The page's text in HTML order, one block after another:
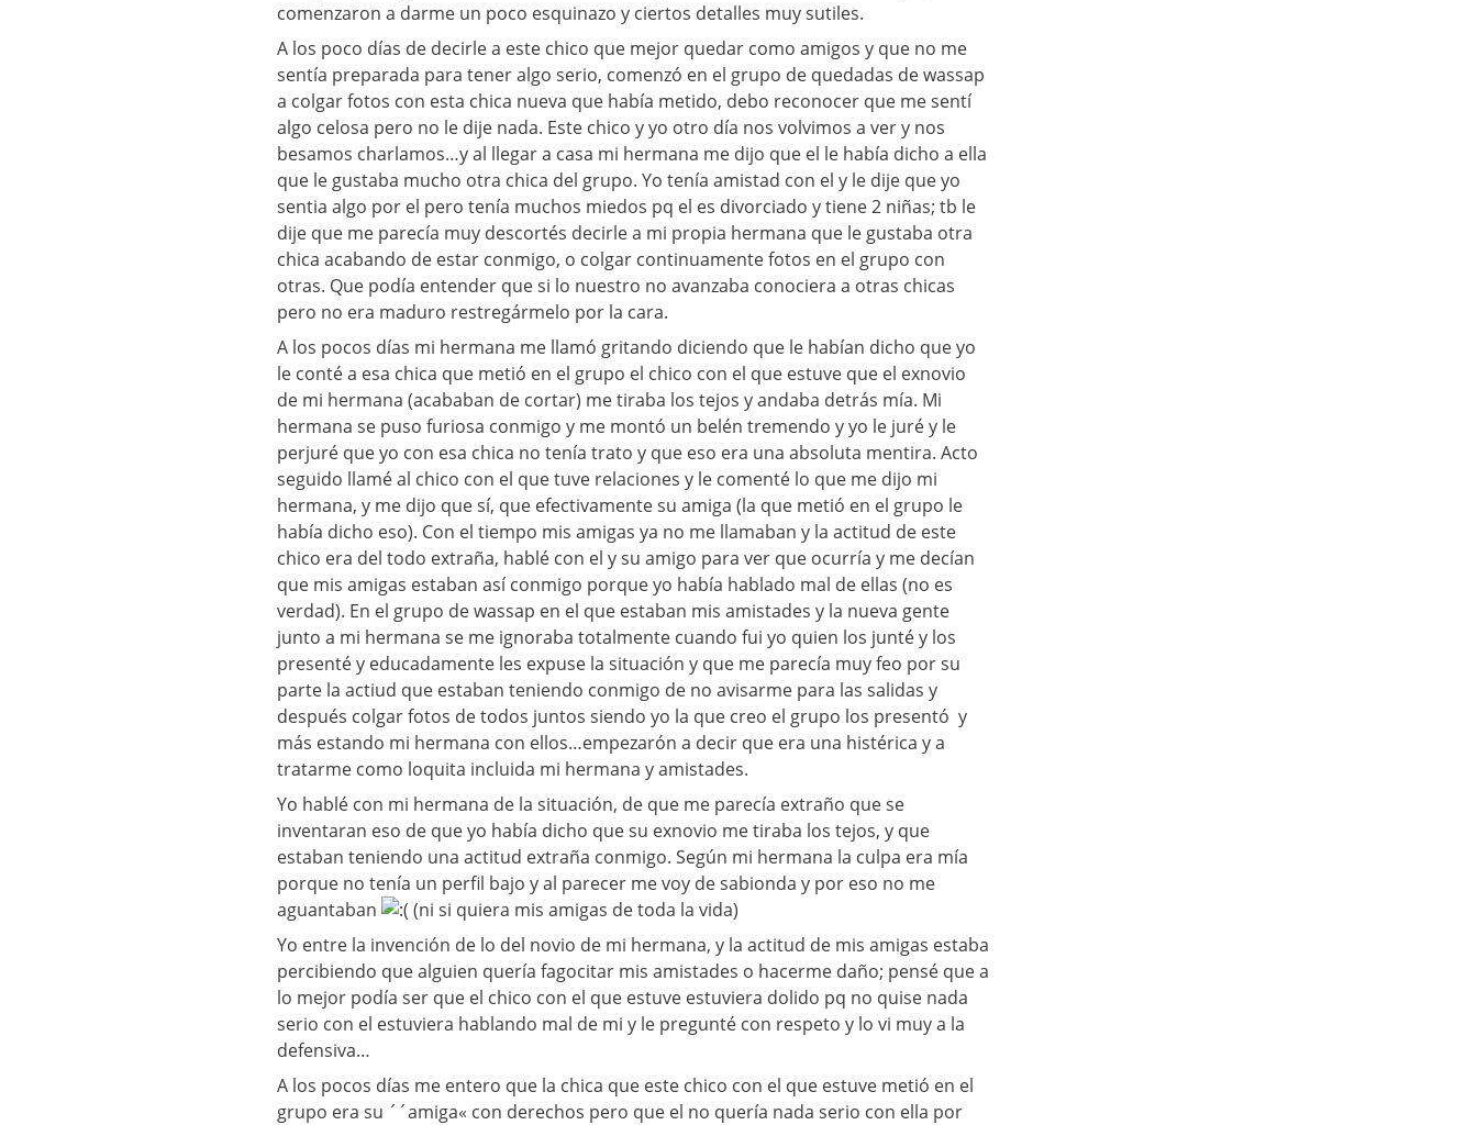
comenzaron a darme un poco esquinazo y ciertos detalles muy sutiles.
A los poco días de decirle a este chico que mejor quedar como amigos y que no me
sentía preparada para tener algo serio, comenzó en el grupo de quedadas de wassap
a colgar fotos con esta chica nueva que había metido, debo reconocer que me sentí
algo celosa pero no le dije nada. Este chico y yo otro día nos volvimos a ver y nos
besamos charlamos…y al llegar a casa mi hermana me dijo que el le había dicho a ella
que le gustaba mucho otra chica del grupo. Yo tenía amistad con el y le dije que yo
sentia algo por el pero tenía muchos miedos pq el es divorciado y tiene 2 niñas; tb le
dije que me parecía muy descortés decirle a mi propia hermana que le gustaba otra
chica acabando de estar conmigo, o colgar continuamente fotos en el grupo con
otras. Que podía entender que si lo nuestro no avanzaba conociera a otras chicas
pero no era maduro restregármelo por la cara.
A los pocos días mi hermana me llamó gritando diciendo que le habían dicho que yo
le conté a esa chica que metió en el grupo el chico con el que estuve que el exnovio
de mi hermana (acababan de cortar) me tiraba los tejos y andaba detrás mía. Mi
hermana se puso furiosa conmigo y me montó un belén tremendo y yo le juré y le
perjuré que yo con esa chica no tenía trato y que eso era una absoluta mentira. Acto
seguido llamé al chico con el que tuve relaciones y le comenté lo que me dijo mi
hermana, y me dijo que sí, que efectivamente su amiga (la que metió en el grupo le
había dicho eso). Con el tiempo mis amigas ya no me llamaban y la actitud de este
chico era del todo extraña, hablé con el y su amigo para ver que ocurría y me decían
que mis amigas estaban así conmigo porque yo había hablado mal de ellas (no es
verdad). En el grupo de wassap en el que estaban mis amistades y la nueva gente
junto a mi hermana se me ignoraba totalmente cuando fui yo quien los junté y los
presenté y educadamente les expuse la situación y que me parecía muy feo por su
parte la actiud que estaban teniendo conmigo de no avisarme para las salidas y
después colgar fotos de todos juntos siendo yo la que creo el grupo los presentó y
más estando mi hermana con ellos…empezarón a decir que era una histérica y a
tratarme como loquita incluida mi hermana y amistades.
Yo hablé con mi hermana de la situación, de que me parecía extraño que se
inventaran eso de que yo había dicho que su exnovio me tiraba los tejos, y que
estaban teniendo una actitud extraña conmigo. Según mi hermana la culpa era mía
porque no tenía un perfil bajo y al parecer me voy de sabionda y por eso no me
aguantaban
(ni si quiera mis amigas de toda la vida)
Yo entre la invención de lo del novio de mi hermana, y la actitud de mis amigas estaba
percibiendo que alguien quería fagocitar mis amistades o hacerme daño; pensé que a
lo mejor podía ser que el chico con el que estuve estuviera dolido pq no quise nada
serio con el estuviera hablando mal de mi y le pregunté con respeto y lo vi muy a la
defensiva…
A los pocos días me entero que la chica que este chico con el que estuve metió en el
grupo era su ´´amiga« con derechos pero que el no quería nada serio con ella por